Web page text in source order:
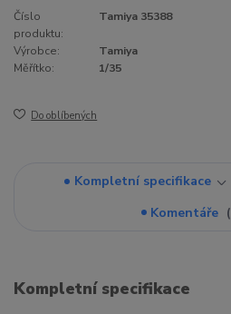
Číslo
produktu:
Tamiya 35388
Výrobce:
Tamiya
Měřítko:
1/35
Do oblíbených
Kompletní specifikace
Komentáře
Kompletní specifikace